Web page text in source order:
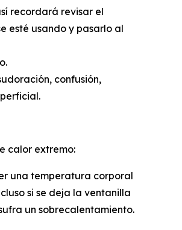
recordará revisar el
esté usando y pasarlo al
confusión,
calor extremo:
una temperatura corporal
si se deja la ventanilla
un sobrecalentamiento.